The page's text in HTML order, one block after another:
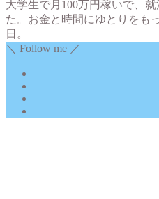
大学生で月100万円稼いで、
た。お金と時間にゆとりをも
日。
＼ Follow me ／